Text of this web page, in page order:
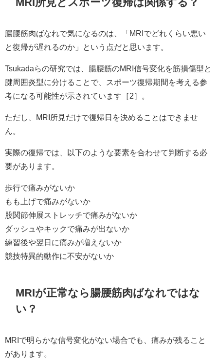
腸腰筋肉ばなれで気になるのは、「MRIでどれくらい悪い
と復帰が遅れるのか」という点だと思います。
Tsukadaらの研究では、腸腰筋のMRI信号変化を筋損傷型と
腱周囲炎型に分けることで、スポーツ復帰期間を考える参
考になる可能性が示されています［2］。
ただし、MRI所見だけで復帰日を決めることはできませ
ん。
実際の復帰では、以下のような要素を合わせて判断する必
要があります。
歩行で痛みがないか
もも上げで痛みがないか
股関節伸展ストレッチで痛みがないか
ダッシュやキックで痛みが出ないか
練習後や翌日に痛みが増えないか
競技特異的動作に不安がないか
MRIが正常なら腸腰筋肉ばなれではな
い？
MRIで明らかな信号変化がない場合でも、痛みが残ること
があります。